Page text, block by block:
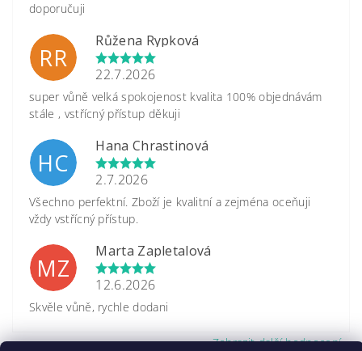
doporučuji
RR
Růžena Rypková
22.7.2026
super vůně velká spokojenost kvalita 100% objednávám
stále , vstřícný přístup děkuji
HC
Hana Chrastinová
2.7.2026
Všechno perfektní. Zboží je kvalitní a zejména oceňuji
vždy vstřícný přístup.
MZ
Marta Zapletalová
12.6.2026
Skvěle vůně, rychle dodani
Zobrazit další hodnocení